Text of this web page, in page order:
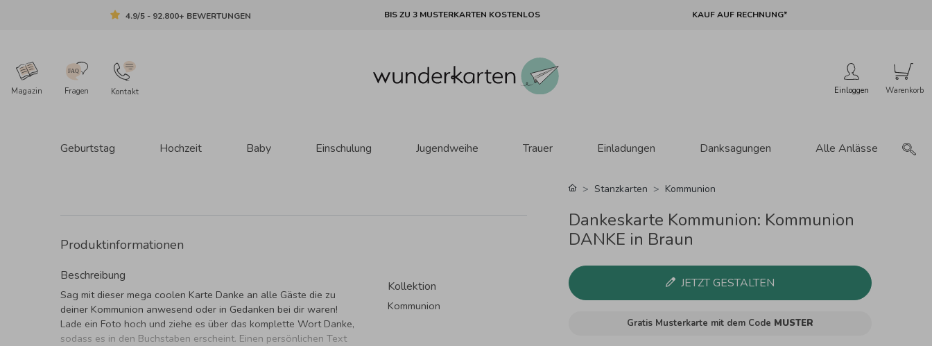
4.9/5 - 92.800+ BEWERTUNGEN BIS ZU 3 MUSTERKARTEN KOSTENLOS KAUF AUF RECHNUNG*
Magazin Fragen Kontakt Einloggen
Geburtstag Hochzeit Baby Einschulung Jugendweihe Trauer Einladungen Danksagungen Alle Anlässe
Produktinformationen
Beschreibung
Sag mit dieser mega coolen Karte Danke an alle Gäste die zu
deiner Kommunion anwesend oder in Gedanken bei dir waren!
Lade ein Foto hoch und ziehe es über das komplette Wort Danke,
sodass es in den Buchstaben erscheint. Einen persönlichen Text
Kollektion
Kommunion
Stanzkarten Kommunion
Dankeskarte Kommunion: Kommunion
DANKE in Braun
JETZT GESTALTEN
Gratis Musterkarte mit dem Code MUSTER